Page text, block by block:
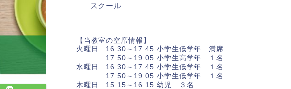
スクール
【当教室の空席情報】
火曜日 16:30～17:45 小学生低学年 満席
17:50～19:05 小学生高学年 １名
水曜日 16:30～17:45 小学生低学年 １名
17:50～19:05 小学生低学年 １名
木曜日 15:15～16:15 幼児 ３名